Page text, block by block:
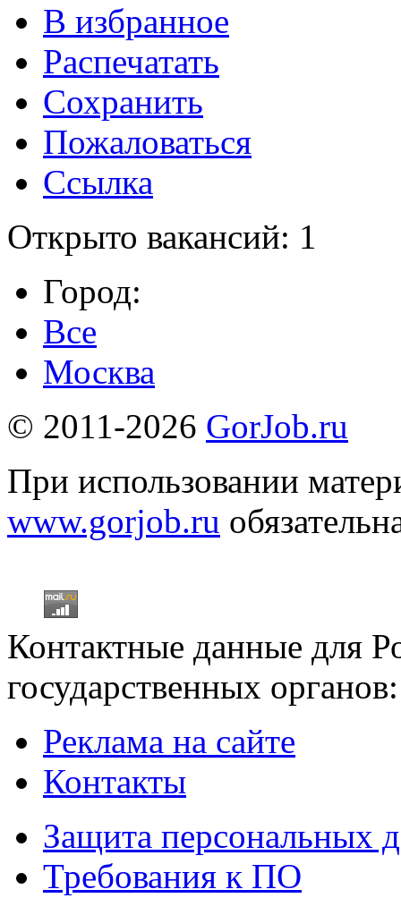
В избранное
Распечатать
Сохранить
Пожаловаться
Ссылка
Открыто вакансий: 1
Город:
Все
Москва
© 2011-2026 GorJob.ru
При использовании
www.gorjob.ru
Контактные данные для
государственных
Реклама на сайте
Контакты
Защита персональных
Требования к ПО